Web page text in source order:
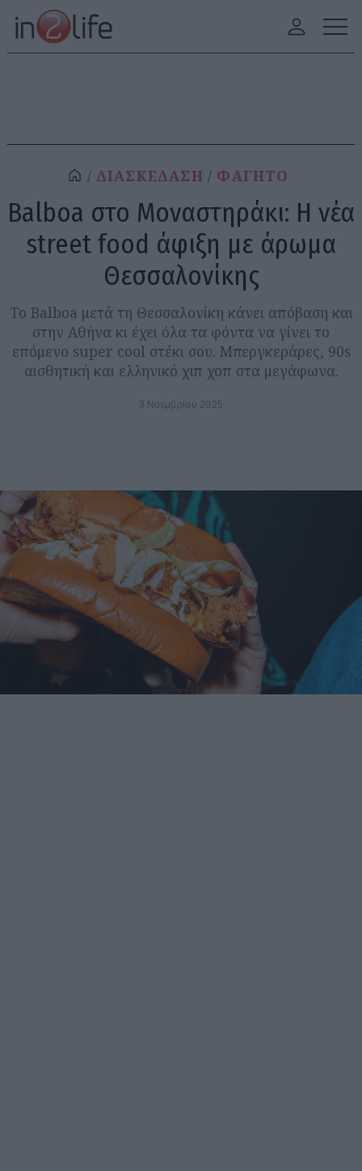
ΔΙΑΣΚΕΔΑΣΗ ΦΑΓΗΤΟ
Balboa στο Μοναστηράκι: Η νέα
street food άφιξη με άρωμα
Θεσσαλονίκης
Το Balboa μετά τη Θεσσαλονίκη κάνει απόβαση και
στην Αθήνα κι έχει όλα τα φόντα να γίνει το
επόμενο super cool στέκι σου. Μπεργκεράρες, 90s
αισθητική και ελληνικό χιπ χοπ στα μεγάφωνα.
3 Νοεμβρίου 2025